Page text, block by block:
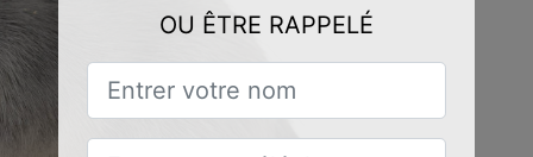
OU ÊTRE RAPPELÉ